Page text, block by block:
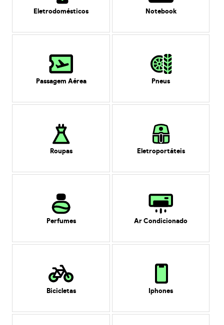
Eletrodomésticos Notebook
Passagem Aérea Pneus
Roupas Eletroportáteis
Perfumes Ar Condicionado
Bicicletas Iphones